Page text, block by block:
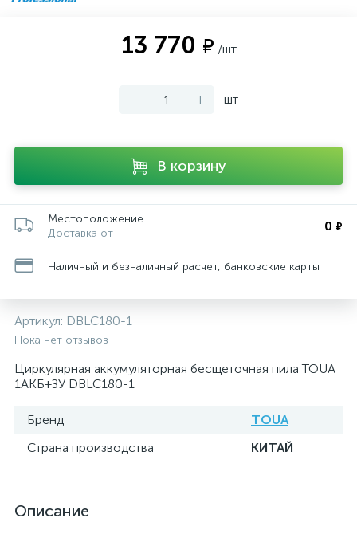
13 770 ₽ /шт
- + шт
В корзину
Местоположение
Доставка от
0 ₽
Наличный и безналичный расчет, банковские карты
Артикул: DBLC180-1
Пока нет отзывов
Циркулярная аккумуляторная бесщеточная пила TOUA
1АКБ+ЗУ DBLC180-1
Бренд
TOUA
Страна производства
КИТАЙ
Описание